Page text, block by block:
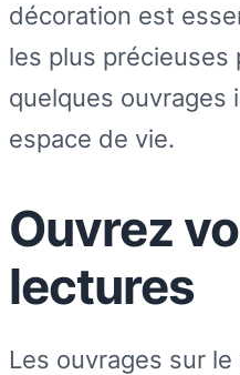
décoration est
les plus précieuses
quelques ouvrages
espace de vie.
Ouvrez
lectures
Les ouvrages sur